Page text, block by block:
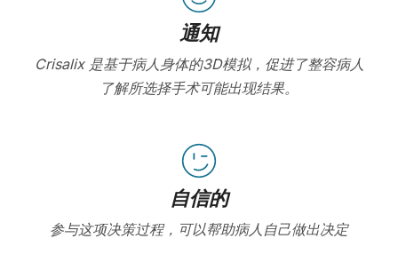
通知
Crisalix 是基于病人身体的3D模拟，促进了整容病人
了解所选择手术可能出现结果。
自信的
参与这项决策过程，可以帮助病人自己做出决定